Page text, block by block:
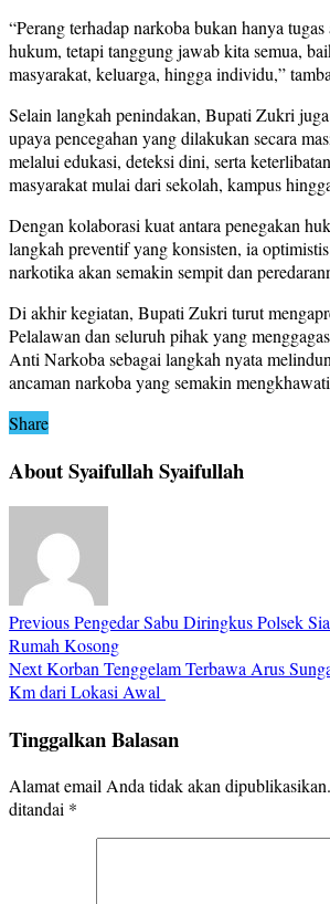
“Perang terhadap narkoba bukan hanya tugas
hukum, tetapi tanggung jawab kita semua,
masyarakat, keluarga, hingga individu,”
Selain langkah penindakan, Bupati Zukri
upaya pencegahan yang dilakukan secara
melalui edukasi, deteksi dini, serta
masyarakat mulai dari sekolah, kampus
Dengan kolaborasi kuat antara penegakan
langkah preventif yang konsisten, ia
narkotika akan semakin sempit dan
Di akhir kegiatan, Bupati Zukri turut
Pelalawan dan seluruh pihak yang
Anti Narkoba sebagai langkah nyata
ancaman narkoba yang semakin
Share
About Syaifullah Syaifullah
PreviousPengedar Sabu Diringkus Polsek
Rumah Kosong
NextKorban Tenggelam Terbawa Arus
Km dari Lokasi Awal
Tinggalkan Balasan
Alamat email Anda tidak akan dipublikasikan.
ditandai *